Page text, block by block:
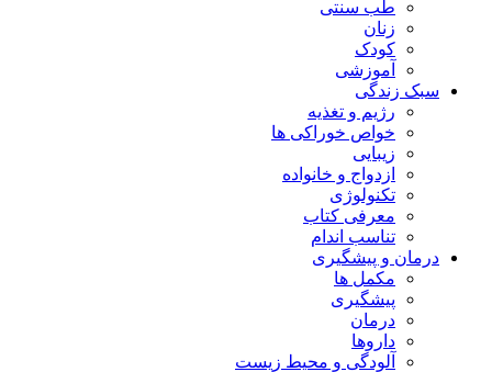
طب سنتی
زنان
کودک
آموزشی
سبک زندگی
رژیم و تغذیه
خواص خوراکی ها
زیبایی
ازدواج و خانواده
تکنولوژی
معرفی کتاب
تناسب اندام
درمان و پیشگیری
مکمل ها
پیشگیری
درمان
داروها
آلودگی و محیط زیست